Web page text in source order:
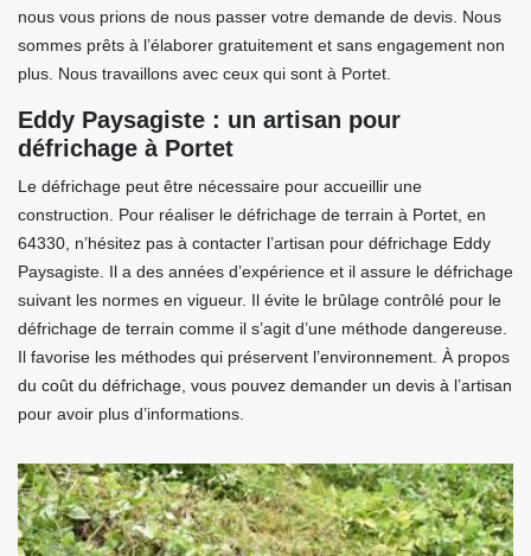
nous vous prions de nous passer votre demande de devis. Nous
sommes prêts à l’élaborer gratuitement et sans engagement non
plus. Nous travaillons avec ceux qui sont à Portet.
Eddy Paysagiste : un artisan pour
défrichage à Portet
Le défrichage peut être nécessaire pour accueillir une
construction. Pour réaliser le défrichage de terrain à Portet, en
64330, n’hésitez pas à contacter l’artisan pour défrichage Eddy
Paysagiste. Il a des années d’expérience et il assure le défrichage
suivant les normes en vigueur. Il évite le brûlage contrôlé pour le
défrichage de terrain comme il s’agit d’une méthode dangereuse.
Il favorise les méthodes qui préservent l’environnement. À propos
du coût du défrichage, vous pouvez demander un devis à l’artisan
pour avoir plus d’informations.